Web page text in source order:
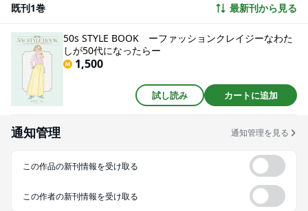
シャツの選び方やおすすめのスカート丈など、実践的なテクニックはもちろ
も満載。年齢をネガティブに捉えることなく、経験を重ね感性が磨かれた今
だからこそ楽しめるファッションがある——そんなメッセージとともに、ア
イデアと元気を届けてくれる一冊です。
既刊1巻 最新刊から見る
50s STYLE BOOK ーファッションクレイジーなわた
しが50代になったらー
1,500
試し読み カートに追加
通知管理 通知管理を見る
この作品の新刊情報を受け取る
この作者の新刊情報を受け取る